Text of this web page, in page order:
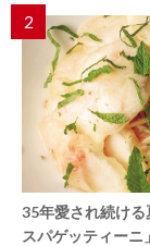
2
35年愛され続け
スパゲッティーニ」